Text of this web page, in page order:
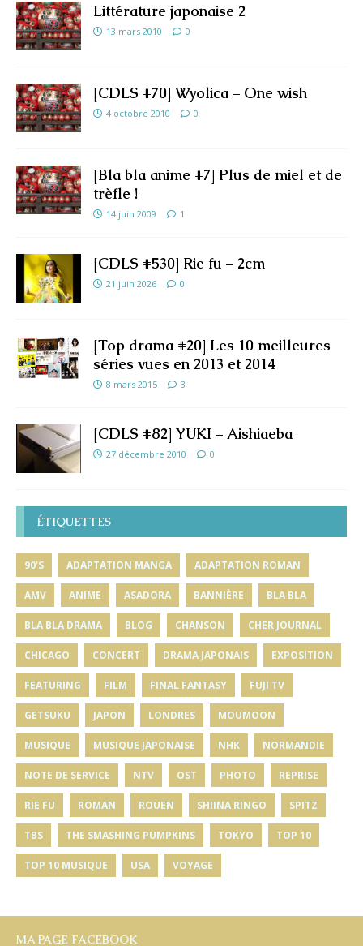
Littérature japonaise 2
13 mars 2010 0
[CDLS #70] Wyolica – One wish
4 octobre 2010 0
[Bla bla anime #7] Plus de miel et de
trèfle !
14 juin 2009 1
[CDLS #530] Rie fu – 2cm
21 juin 2026 0
[Top drama #20] Les 10 meilleures
séries vues en 2013 et 2014
8 mars 2015 3
[CDLS #82] YUKI – Aishiaeba
27 décembre 2010 0
ÉTIQUETTES
90'S ADAPTATION MANGA ADAPTATION ROMAN
AMV ANIME ASADORA BANNIÈRE BLA BLA
BLA BLA DRAMA BLOG CHANSON CHER JOURNAL
CHICAGO CONCERT DRAMA JAPONAIS EXPOSITION
FEATURING FILM FINAL FANTASY FUJI TV
GETSUKU JAPON LONDRES MOUMOON
MUSIQUE MUSIQUE JAPONAISE NHK NORMANDIE
NOTE DE SERVICE NTV OST PHOTO REPRISE
RIE FU ROMAN ROUEN SHIINA RINGO SPITZ
TBS THE SMASHING PUMPKINS TOKYO TOP 10
TOP 10 MUSIQUE USA VOYAGE
MA PAGE FACEBOOK